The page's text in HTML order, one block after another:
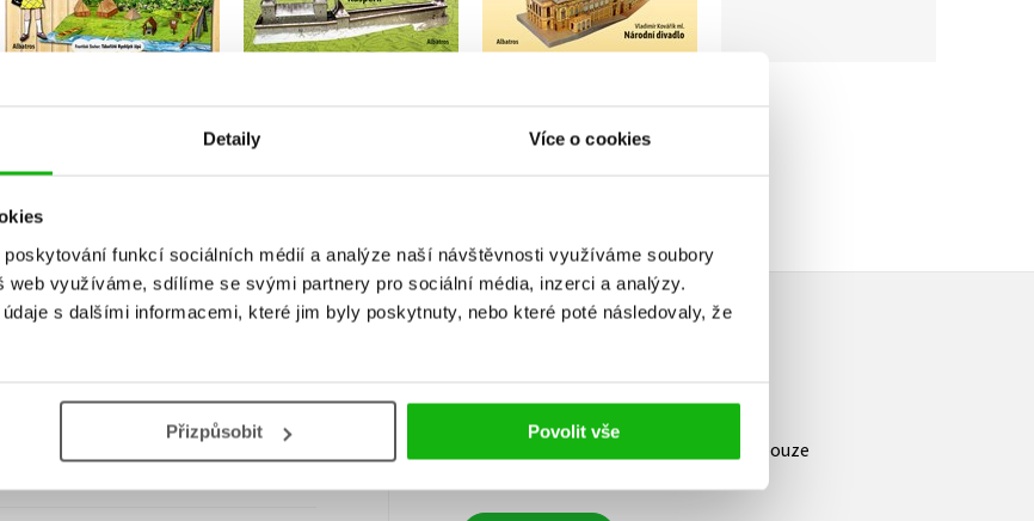
Detaily Více o cookies
funkcí sociálních médií a analýze naší návštěvnosti využíváme soubory
web využíváme, sdílíme se svými partnery pro sociální média, inzerci a analýzy.
s dalšími informacemi, které jim byly poskytnuty, nebo které poté následovaly, že
Přizpůsobit Povolit vše
369 Kč
295 Kč Do košíku
Do košíku
349 Kč
279 Kč
ako s org. Dufam ze sa zacnu
od Richarda Vyškovskeho
Vaše hodnocení
Uživatelskou recenzi mohou vkládat pouze